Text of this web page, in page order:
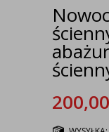
200,00